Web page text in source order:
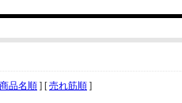
商品名順 ] [売れ筋順 ]